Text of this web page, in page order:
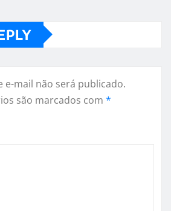
e-mail não será publicado.
são marcados com *